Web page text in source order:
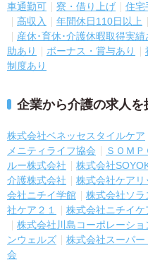
車通勤可 寮・借り上げ 住宅
高収入
年間休日110日以上
産休･育休･介護休暇取得実績
助あり
ボーナス・賞与あり
制度あり
企業から介護の求人を
株式会社ベネッセスタイルケア
メニティライフ協会
ＳＯＭ
ルー株式会社
株式会社
介護株式会社
株式会社ケア
会社ニチイ学館
株式会社ソラ
社ケア２１
株式会社ニチイケ
株式会社川島コーポレーショ
ンウェルズ
株式会社スーパー
会